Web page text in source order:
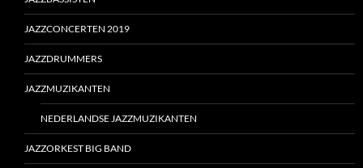
JAZZCONCERTEN 2019
JAZZDRUMMERS
JAZZMUZIKANTEN
NEDERLANDSE JAZZMUZIKANTEN
JAZZORKEST BIG BAND